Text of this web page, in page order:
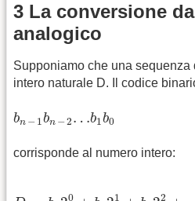
3 La conversione
analogico
Supponiamo che una sequenza
intero naturale D. Il codice
bn −1bn −2…b1b0
b b b 1
corrisponde al numero intero:
0 1 2